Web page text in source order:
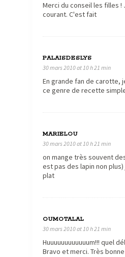
Merci du conseil les filles !
courant. C'est fait
PALAISDESLYS
30 mars 2010 at 10 h 21 min
En grande fan de carotte,
ce genre de recette
MARIELOU
30 mars 2010 at 10 h 21 min
on mange très souvent
est pas des lapin non
plat
OUMOTALAL
30 mars 2010 at 10 h 21 min
Huuuuuuuuuuuum!!! quel
Bravo et merci. Très